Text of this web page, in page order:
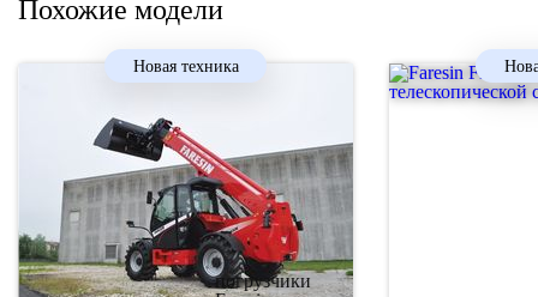
Похожие модели
Новая техника